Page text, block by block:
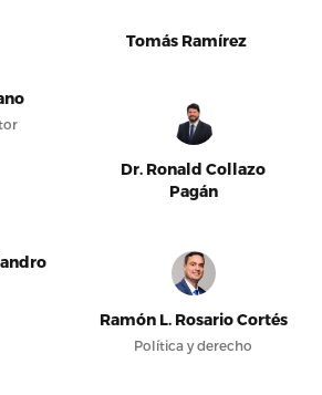
Tomás Ramírez
Dr. Ronald Collazo
Pagán
Ramón L. Rosario Cortés
Política y derecho